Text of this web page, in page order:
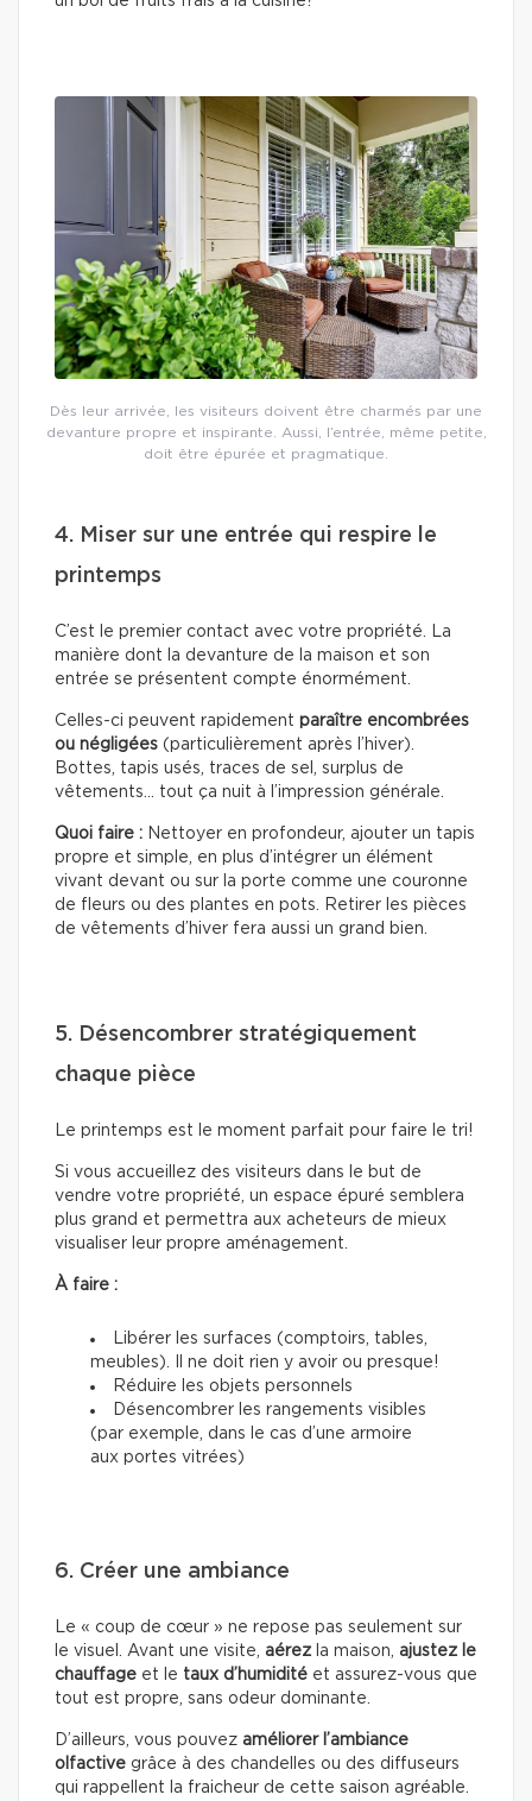
Dès leur arrivée, les visiteurs doivent être charmés par une
devanture propre et inspirante. Aussi, l’entrée, même petite,
doit être épurée et pragmatique.
4. Miser sur une entrée qui respire le
printemps
C’est le premier contact avec votre propriété. La
manière dont la devanture de la maison et son
entrée se présentent compte énormément.
Celles-ci peuvent rapidement paraître encombrées
ou négligées (particulièrement après l’hiver).
Bottes, tapis usés, traces de sel, surplus de
vêtements… tout ça nuit à l’impression générale.
Quoi faire : Nettoyer en profondeur, ajouter un tapis
propre et simple, en plus d’intégrer un élément
vivant devant ou sur la porte comme une couronne
de fleurs ou des plantes en pots. Retirer les pièces
de vêtements d’hiver fera aussi un grand bien.
5. Désencombrer stratégiquement
chaque pièce
Le printemps est le moment parfait pour faire le tri!
Si vous accueillez des visiteurs dans le but de
vendre votre propriété, un espace épuré semblera
plus grand et permettra aux acheteurs de mieux
visualiser leur propre aménagement.
À faire :
Libérer les surfaces (comptoirs, tables,
meubles). Il ne doit rien y avoir ou presque!
Réduire les objets personnels
Désencombrer les rangements visibles
(par exemple, dans le cas d’une armoire
aux portes vitrées)
6. Créer une ambiance
Le « coup de cœur » ne repose pas seulement sur
le visuel. Avant une visite, aérez la maison, ajustez le
chauffage et le taux d’humidité et assurez-vous que
tout est propre, sans odeur dominante.
D’ailleurs, vous pouvez améliorer l’ambiance
olfactive grâce à des chandelles ou des diffuseurs
qui rappellent la fraicheur de cette saison agréable.